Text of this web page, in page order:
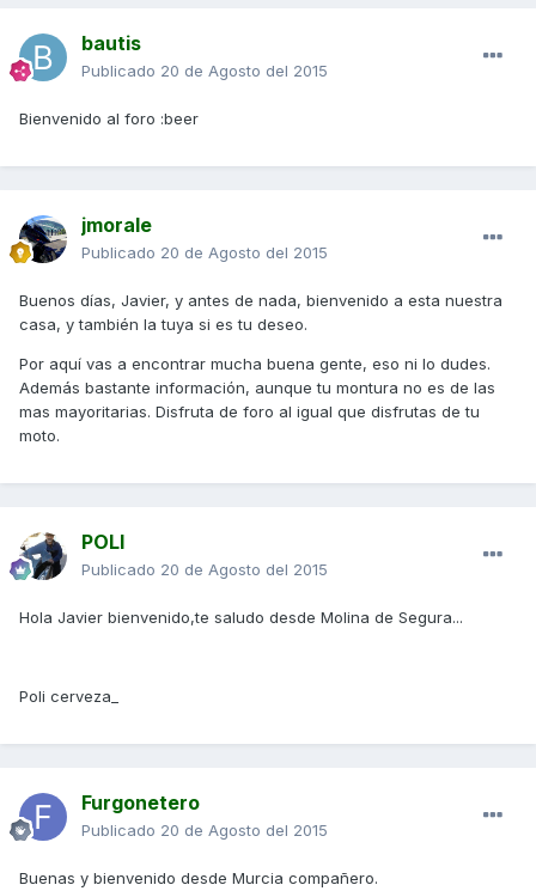
bautis
Publicado 20 de Agosto del 2015
Bienvenido al foro :beer
jmorale
Publicado 20 de Agosto del 2015
Buenos días, Javier, y antes de nada, bienvenido a esta nuestra
casa, y también la tuya si es tu deseo.
Por aquí vas a encontrar mucha buena gente, eso ni lo dudes.
Además bastante información, aunque tu montura no es de las
mas mayoritarias. Disfruta de foro al igual que disfrutas de tu
moto.
POLI
Publicado 20 de Agosto del 2015
Hola Javier bienvenido,te saludo desde Molina de Segura...
Poli cerveza_
Furgonetero
Publicado 20 de Agosto del 2015
Buenas y bienvenido desde Murcia compañero.